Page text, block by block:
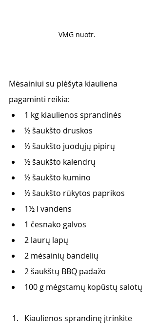
VMG nuotr.
Mėsainiui su plėšyta kiauliena
pagaminti reikia:
1 kg kiaulienos sprandinės
½ šaukšto druskos
½ šaukšto juodųjų pipirų
½ šaukšto kalendrų
½ šaukšto kumino
½ šaukšto rūkytos paprikos
1½ l vandens
1 česnako galvos
2 laurų lapų
2 mėsainių bandelių
2 šaukštų BBQ padažo
100 g mėgstamų kopūstų salotų
Kiaulienos sprandinę įtrinkite